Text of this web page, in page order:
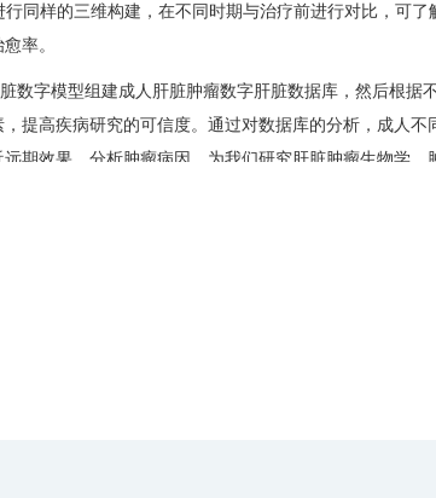
样的三维构建，在不同时期与治疗前进行对比，可
率。
字模型组建成人肝脏肿瘤数字肝脏数据库，然后根据
提高疾病研究的可信度。通过对数据库的分析，成人
期效果，分析肿瘤病因，为我们研究肝脏肿瘤生物学
能肝脏体积以及形态、肿瘤的形态及分布、肿瘤对肝血